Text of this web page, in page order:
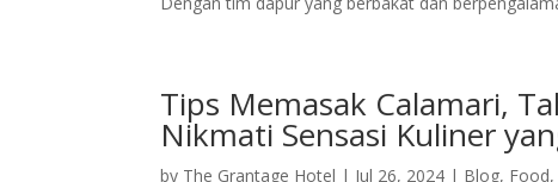
Tips Memasak Calamari,
Nikmati Sensasi Kuliner
by The Grantage Hotel | Jul 26, 2024 | Blog, Food,